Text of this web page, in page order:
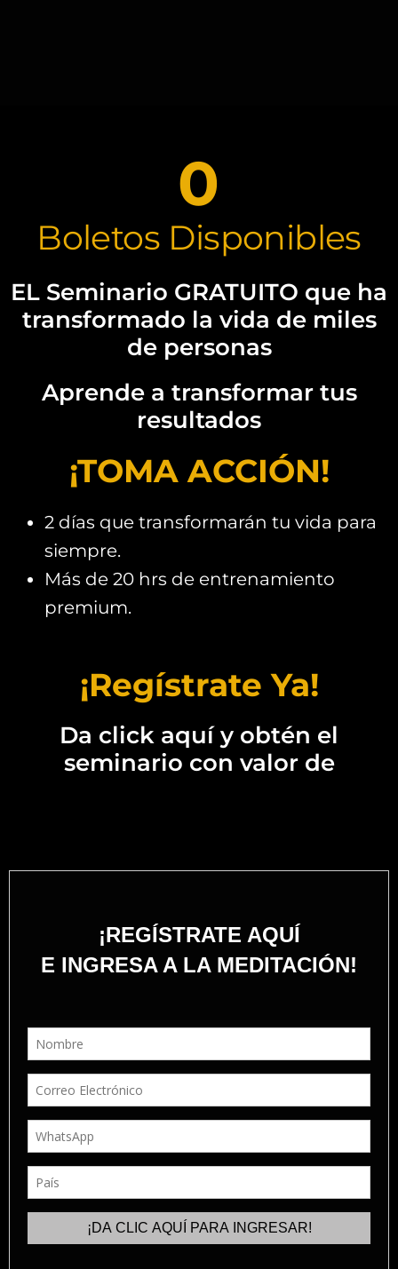
Boletos Disponibles
0
EL Seminario GRATUITO que ha
transformado la vida de miles
de personas
Aprende a transformar tus
resultados
¡TOMA ACCIÓN!
2 días que transformarán tu vida para
siempre.
Más de 20 hrs de entrenamiento
premium.
¡Regístrate Ya!
Da click aquí y obtén el
seminario con valor de